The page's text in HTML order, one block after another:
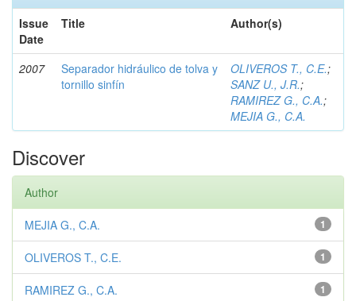
Issue
Date
Title Author(s)
2007
Separador hidráulico de tolva y
tornillo sinfín
OLIVEROS T., C.E.;
SANZ U., J.R.;
RAMIREZ G., C.A.;
MEJIA G., C.A.
Discover
Author
1
MEJIA G., C.A.
1
OLIVEROS T., C.E.
1
RAMIREZ G., C.A.